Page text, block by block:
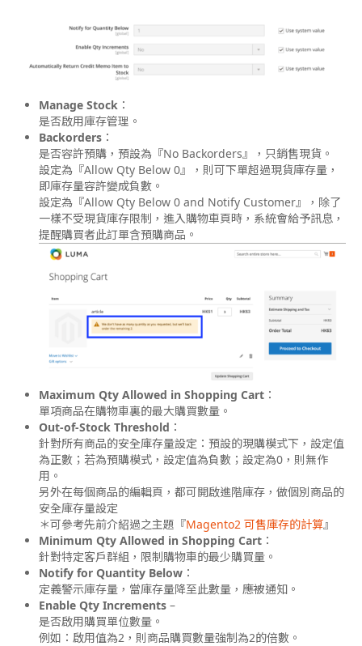
Manage Stock ：
是否啟用庫存管理。
Backorders ：
是否容許預購，預設為『No Backorders』，只銷售現貨。
設定為『Allow Qty Below 0』，則可下單超過現貨庫存量，
即庫存量容許變成負數。
設定為『Allow Qty Below 0 and Notify Customer』，除了
一樣不受現貨庫存限制，進入購物車頁時，系統會給予訊息，
提醒購買者此訂單含預購商品。
Maximum Qty Allowed in Shopping Cart ：
單項商品在購物車裏的最大購買數量。
Out-of-Stock Threshold ：
針對所有商品的安全庫存量設定：預設的現購模式下，設定值
為正數；若為預購模式，設定值為負數；設定為0，則無作
用。
另外在每個商品的編輯頁，都可開啟進階庫存，做個別商品的
安全庫存量設定
＊可參考先前介紹過之主題『Magento2 可售庫存的計算』
Minimum Qty Allowed in Shopping Cart ：
針對特定客戶群組，限制購物車的最少購買量。
Notify for Quantity Below ：
定義警示庫存量，當庫存量降至此數量，應被通知。
Enable Qty Increments –
是否啟用購買單位數量。
例如：啟用值為2，則商品購買數量強制為2的倍數。